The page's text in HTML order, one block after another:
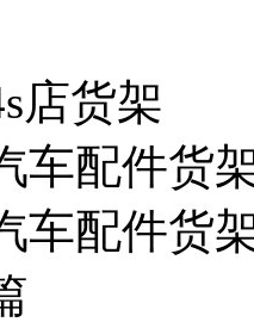
店货架
车配件货
车配件货